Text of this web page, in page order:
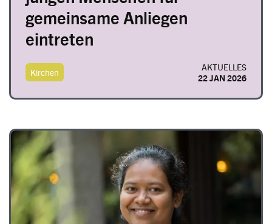
gemeinsame Anliegen
eintreten
Kirchen
AKTUELLES
22 JAN 2026
Image